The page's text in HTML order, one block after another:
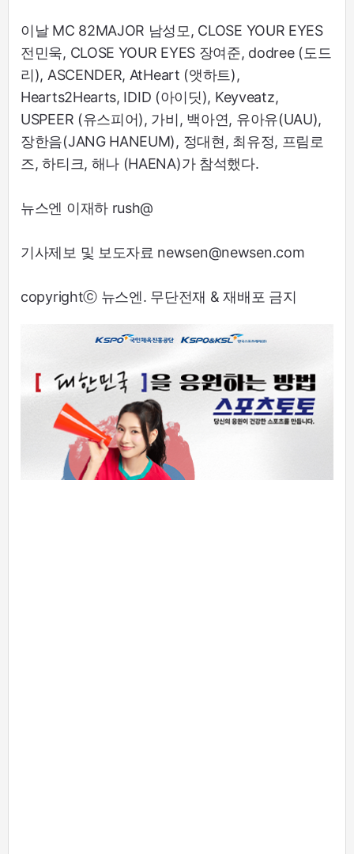
이날 MC 82MAJOR 남성모, CLOSE YOUR EYES
전민욱, CLOSE YOUR EYES 장여준, dodree (도드
리), ASCENDER, AtHeart (앳하트),
Hearts2Hearts, IDID (아이딧), Keyveatz,
USPEER (유스피어), 가비, 백아연, 유아유(UAU),
장한음(JANG HANEUM), 정대현, 최유정, 프림로
즈, 하티크, 해나 (HAENA)가 참석했다.
뉴스엔 이재하 rush@
기사제보 및 보도자료 newsen@newsen.com
copyrightⓒ 뉴스엔. 무단전재 & 재배포 금지